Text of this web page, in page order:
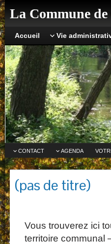
La Commune de
Accueil Vie
CONTACT AGENDA
(pas de titre)
Vous trouverez ici
territoire communal